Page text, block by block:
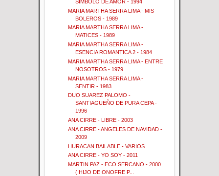
SIMBOLO DE AMOR - 1994
MARIA MARTHA SERRA LIMA - MIS
BOLEROS - 1989
MARIA MARTHA SERRA LIMA -
MATICES - 1989
MARIA MARTHA SERRA LIMA -
ESENCIA ROMANTICA 2 - 1984
MARIA MARTHA SERRA LIMA - ENTRE
NOSOTROS - 1979
MARIA MARTHA SERRA LIMA -
SENTIR - 1983
DUO SUAREZ PALOMO -
SANTIAGUEÑO DE PURA CEPA -
1996
ANA CIRRE - LIBRE - 2003
ANA CIRRE - ANGELES DE NAVIDAD -
2009
HURACAN BAILABLE - VARIOS
ANA CIRRE - YO SOY - 2011
MARTIN PAZ - ECO SERCANO - 2000
( HIJO DE ONOFRE P...